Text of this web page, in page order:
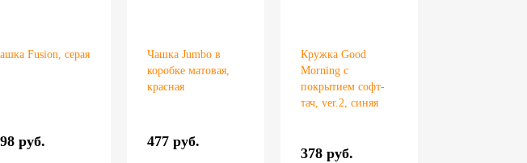
Fusion, серая
руб.
Чашка Jumbo в
коробке матовая,
красная
477 руб.
Кружка Good
Morning с
покрытием софт-
тач, ver.2, синяя
378 руб.